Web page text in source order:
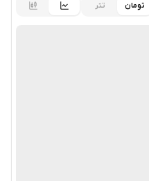
تومان تتر